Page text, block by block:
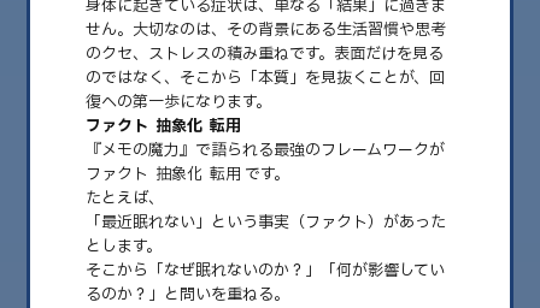
2026.02.15
No.53 「言語化が、人生と自律神経を整える
―『メモの魔力』と整体の共通点」
こんにちは。 山口県山口市の 自律神経専門整体 GREEN です。 今回は、メ
モの魔力（著：前田裕二……
身体に起きている症状は、単なる「結果」に過ぎま
せん。大切なのは、その背景にある生活習慣や思考
のクセ、ストレスの積み重ねです。表面だけを見る
のではなく、そこから「本質」を見抜くことが、回
復への第一歩になります。
ファクト → 抽象化 → 転用
『メモの魔力』で語られる最強のフレームワークが
ファクト → 抽象化 → 転用 です。
たとえば、
「最近眠れない」という事実（ファクト）があった
とします。
そこから「なぜ眠れないのか？」「何が影響してい
るのか？」と問いを重ねる。